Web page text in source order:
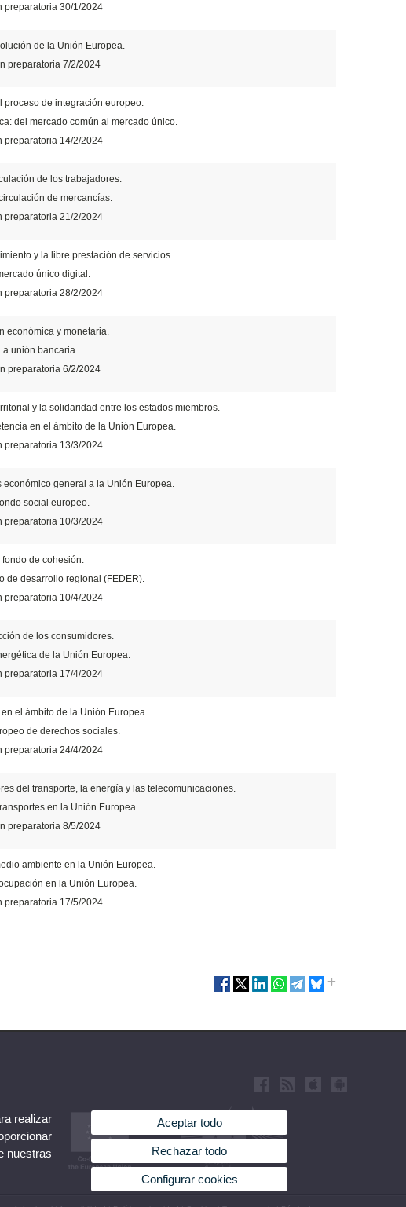
preparatoria 30/1/2024
de la Unión Europea.
preparatoria 7/2/2024
proceso de integración europeo.
del mercado común al mercado único.
preparatoria 14/2/2024
de los trabajadores.
de mercancías.
preparatoria 21/2/2024
y la libre prestación de servicios.
único digital.
preparatoria 28/2/2024
económica y monetaria.
unión bancaria.
preparatoria 6/2/2024
y la solidaridad entre los estados miembros.
en el ámbito de la Unión Europea.
preparatoria 13/3/2024
general a la Unión Europea.
social europeo.
preparatoria 10/3/2024
fondo de cohesión.
de desarrollo regional (FEDER).
preparatoria 10/4/2024
de los consumidores.
de la Unión Europea.
preparatoria 17/4/2024
el ámbito de la Unión Europea.
de derechos sociales.
preparatoria 24/4/2024
del transporte, la energía y las telecomunicaciones.
en la Unión Europea.
preparatoria 8/5/2024
ambiente en la Unión Europea.
en la Unión Europea.
preparatoria 17/5/2024
realizar
nuestras
Aceptar todo
Rechazar todo
Configurar cookies